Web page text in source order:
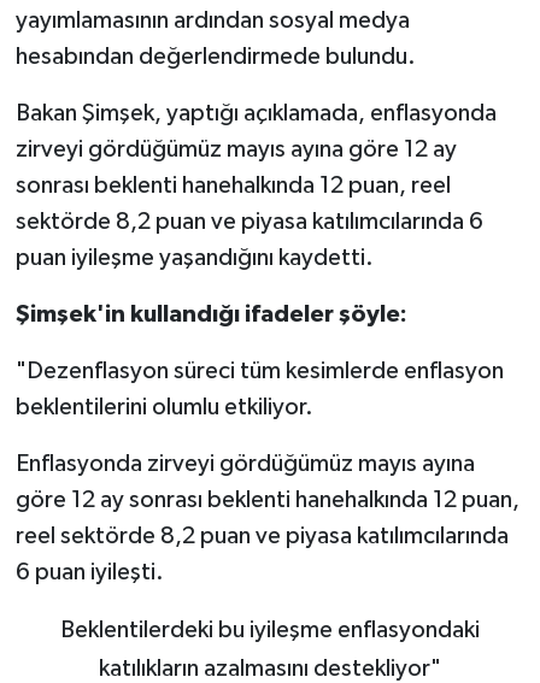
yayımlamasının ardından sosyal medya
hesabından değerlendirmede bulundu.
Bakan Şimşek, yaptığı açıklamada, enflasyonda
zirveyi gördüğümüz mayıs ayına göre 12 ay
sonrası beklenti hanehalkında 12 puan, reel
sektörde 8,2 puan ve piyasa katılımcılarında 6
puan iyileşme yaşandığını kaydetti.
Şimşek'in kullandığı ifadeler şöyle:
"Dezenflasyon süreci tüm kesimlerde enflasyon
beklentilerini olumlu etkiliyor.
Enflasyonda zirveyi gördüğümüz mayıs ayına
göre 12 ay sonrası beklenti hanehalkında 12 puan,
reel sektörde 8,2 puan ve piyasa katılımcılarında
6 puan iyileşti.
Beklentilerdeki bu iyileşme enflasyondaki
katılıkların azalmasını destekliyor"